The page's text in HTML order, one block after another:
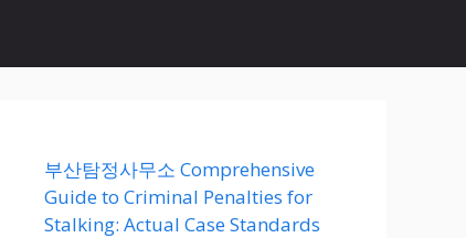
부산탐정사무소 Comprehensive
Guide to Criminal Penalties for
Stalking: Actual Case Standards